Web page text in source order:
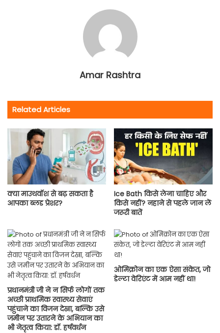
Amar Rashtra
Related Articles
क्या माउथवॉश से बढ़ सकता है
आपका ब्लड प्रेशर?
Ice Bath किसे लेना चाहिए और
किसे नहीं? नहाने से पहले जान लें
जरूरी बातें
प्रधानमंत्री जी ने न सिर्फ लोगों तक
अच्छी प्राथमिक स्वास्थ्य सेवाएं
पहुंचाने का विजन देखा, बल्कि उसे
जमीन पर उतारने के अभियान का
भी नेतृत्व किया: डॉ. हर्षवर्धन
ओमिक्रोन का एक ऐसा संकेत, जो
डेल्टा वेरिएंट में आम नहीं था!